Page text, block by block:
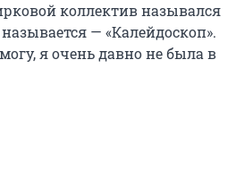
коллектив назывался
— «Калейдоскоп».
я очень давно не была в